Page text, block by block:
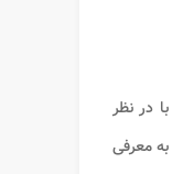
در نظر
به معرفی